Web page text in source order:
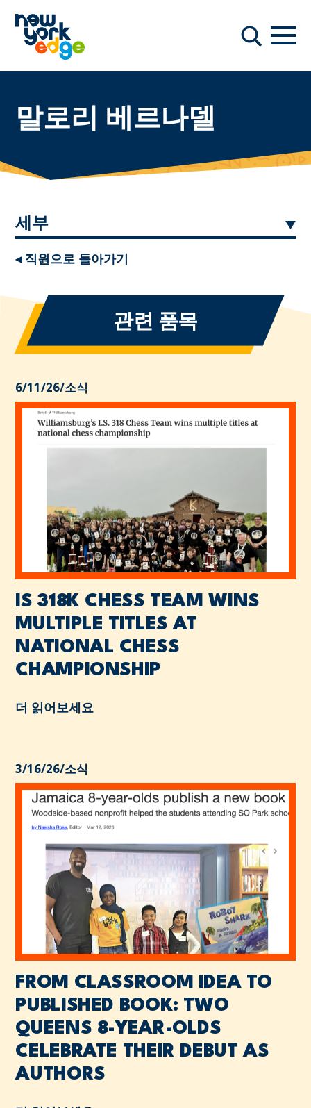
찾다
항해
말로리 베르나델
세부
◂ 직원으로 돌아가기
관련 품목
6/11/26/소식
IS 318K CHESS TEAM WINS
MULTIPLE TITLES AT
NATIONAL CHESS
CHAMPIONSHIP
더 읽어보세요
3/16/26/소식
FROM CLASSROOM IDEA TO
PUBLISHED BOOK: TWO
QUEENS 8-YEAR-OLDS
CELEBRATE THEIR DEBUT AS
AUTHORS